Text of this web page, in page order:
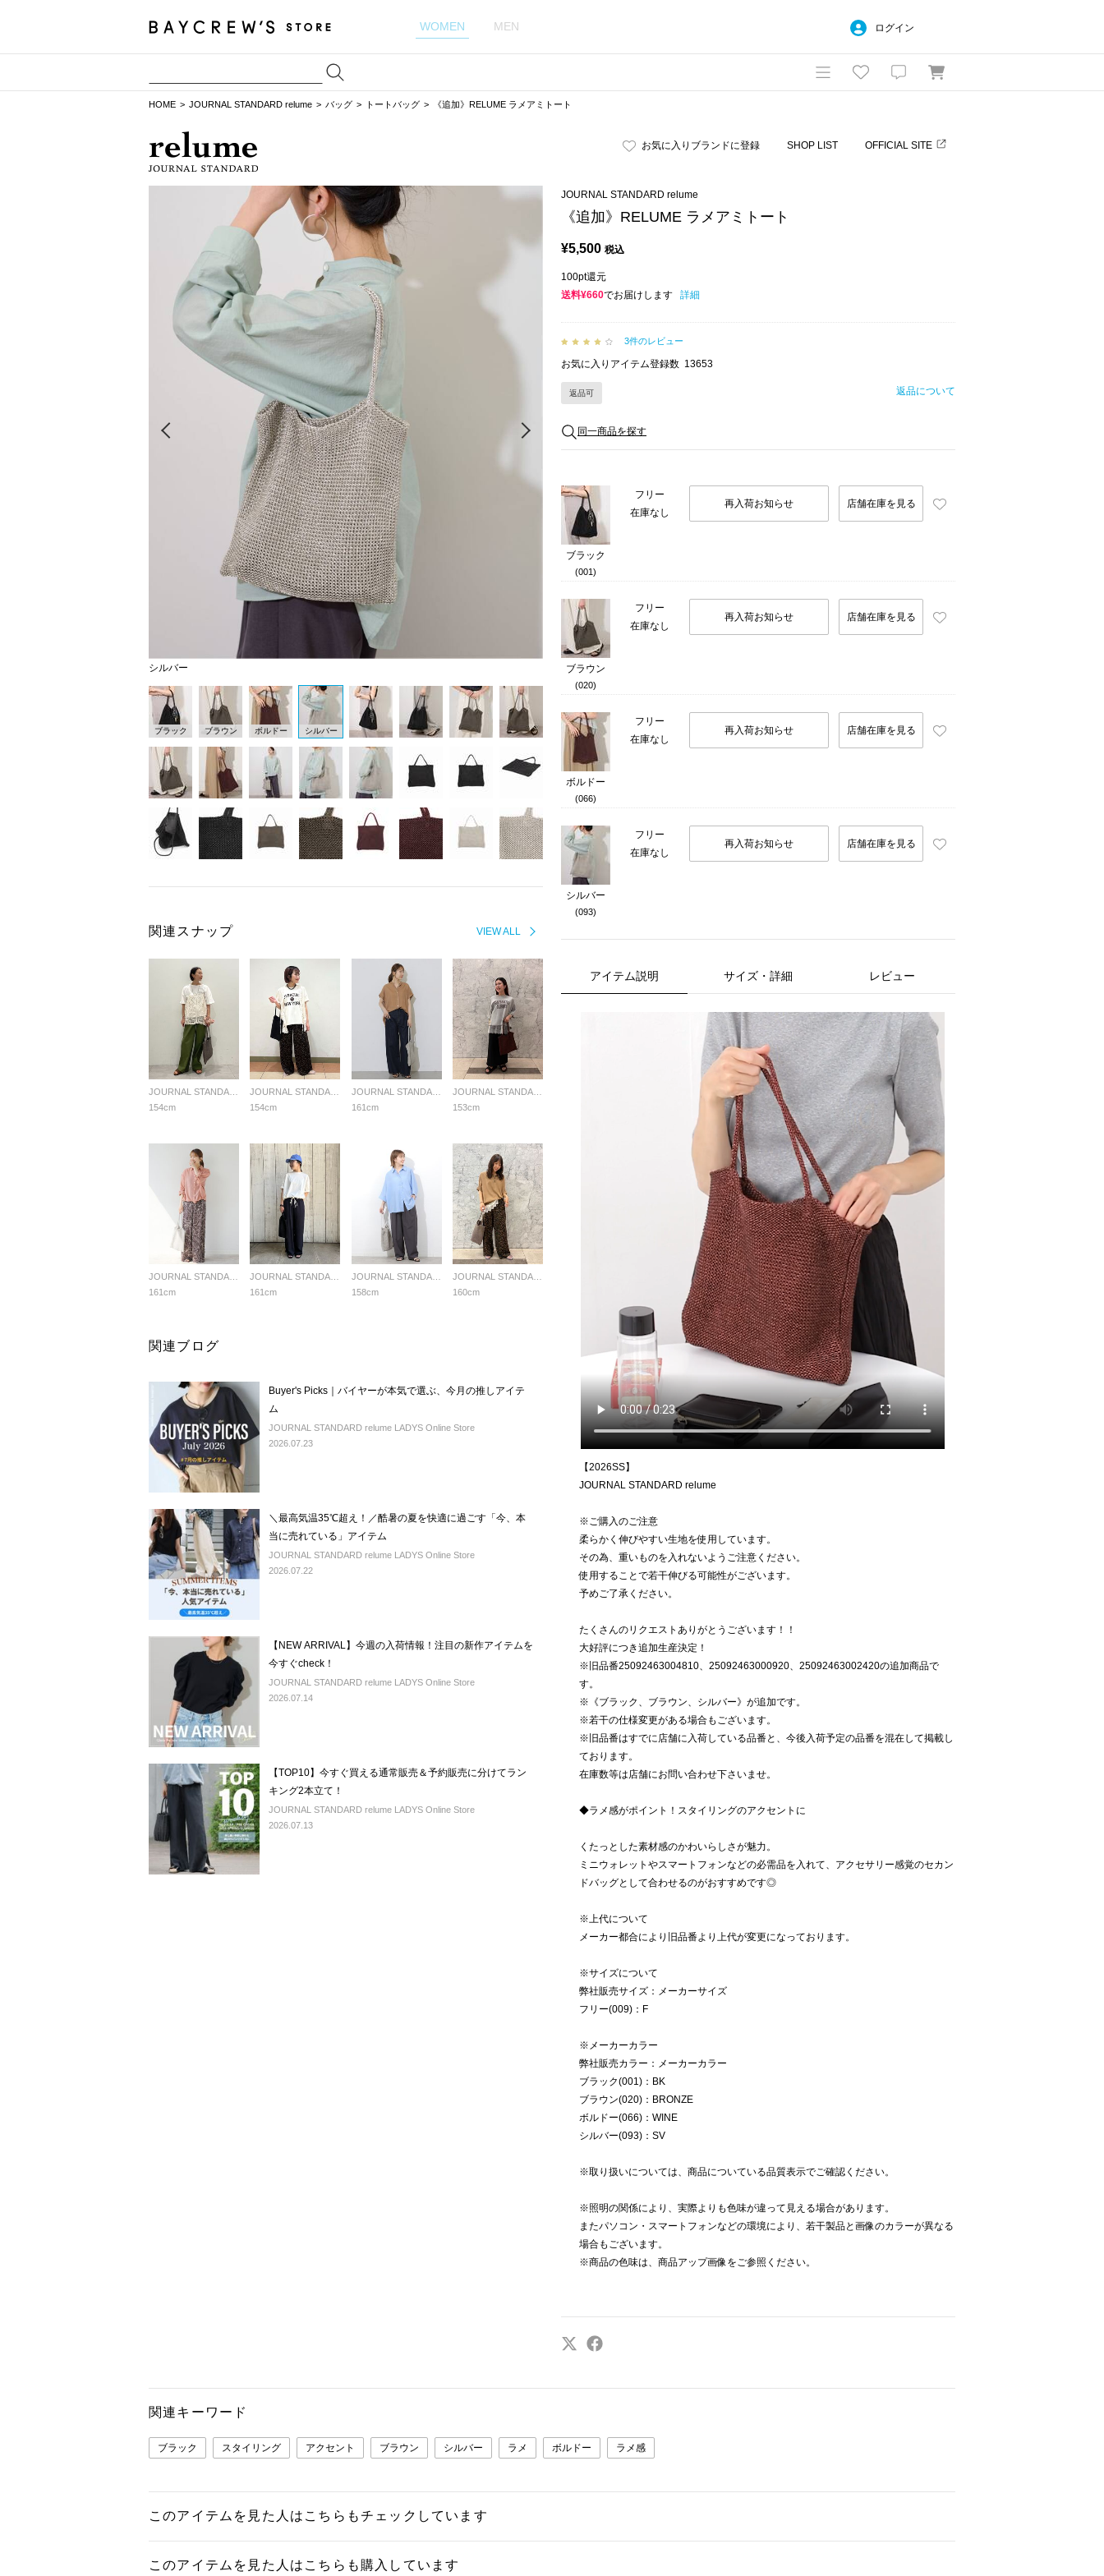
WOMEN MEN ログイン
HOME JOURNAL STANDARD relume バッグ トートバッグ 《追加》RELUME ラメアミトート
お気に入りブランドに登録 SHOP LIST OFFICIAL SITE
シルバー
ブラック ブラウン ボルドー シルバー
VIEW ALL
関連スナップ
154cm
154cm
JOURNAL STANDARD relume LADYS
161cm
JOURNAL STANDARD relume LADYS
153cm
161cm
161cm
JOURNAL STANDARD relume LADYS
158cm
JOURNAL STANDARD relume LADYS
160cm
関連ブログ
Buyer's Picks｜バイヤーが本気で選ぶ、今月の推しアイテ
ム
JOURNAL STANDARD relume LADYS Online Store
2026.07.23
＼最高気温35℃超え！／酷暑の夏を快適に過ごす「今、本
当に売れている」アイテム
JOURNAL STANDARD relume LADYS Online Store
2026.07.22
【NEW ARRIVAL】今週の入荷情報！注目の新作アイテムを
今すぐcheck！
JOURNAL STANDARD relume LADYS Online Store
2026.07.14
【TOP10】今すぐ買える通常販売＆予約販売に分けてラン
キング2本立て！
JOURNAL STANDARD relume LADYS Online Store
2026.07.13
JOURNAL STANDARD relume
《追加》RELUME ラメアミトート
¥5,500 税込
100pt還元
送料¥660でお届けします 詳細
3件のレビュー
お気に入りアイテム登録数 13653
返品可 返品について
同一商品を探す
ブラック
(001)
フリー
在庫なし
再入荷お知らせ 店舗在庫を見る
ブラウン
(020)
フリー
在庫なし
再入荷お知らせ 店舗在庫を見る
ボルドー
(066)
フリー
在庫なし
再入荷お知らせ 店舗在庫を見る
シルバー
(093)
フリー
在庫なし
再入荷お知らせ 店舗在庫を見る
アイテム説明 サイズ・詳細 レビュー
【2026SS】
JOURNAL STANDARD relume
※ご購入のご注意
柔らかく伸びやすい生地を使用しています。
その為、重いものを入れないようご注意ください。
使用することで若干伸びる可能性がございます。
予めご了承ください。
たくさんのリクエストありがとうございます！！
大好評につき追加生産決定！
※旧品番25092463004810、25092463000920、25092463002420の追加商品で
す。
※《ブラック、ブラウン、シルバー》が追加です。
※若干の仕様変更がある場合もございます。
※旧品番はすでに店舗に入荷している品番と、今後入荷予定の品番を混在して掲載し
ております。
在庫数等は店舗にお問い合わせ下さいませ。
◆ラメ感がポイント！スタイリングのアクセントに
くたっとした素材感のかわいらしさが魅力。
ミニウォレットやスマートフォンなどの必需品を入れて、アクセサリー感覚のセカン
ドバッグとして合わせるのがおすすめです◎
※上代について
メーカー都合により旧品番より上代が変更になっております。
※サイズについて
弊社販売サイズ：メーカーサイズ
フリー(009)：F
※メーカーカラー
弊社販売カラー：メーカーカラー
ブラック(001)：BK
ブラウン(020)：BRONZE
ボルドー(066)：WINE
シルバー(093)：SV
※取り扱いについては、商品についている品質表示でご確認ください。
※照明の関係により、実際よりも色味が違って見える場合があります。
またパソコン・スマートフォンなどの環境により、若干製品と画像のカラーが異なる
場合もございます。
※商品の色味は、商品アップ画像をご参照ください。
関連キーワード
ブラック スタイリング アクセント ブラウン シルバー ラメ ボルドー ラメ感
このアイテムを見た人はこちらもチェックしています
このアイテムを見た人はこちらも購入しています